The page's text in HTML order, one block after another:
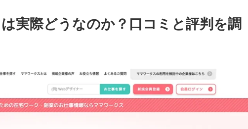
は実際どうなのか？口コミと評判を調